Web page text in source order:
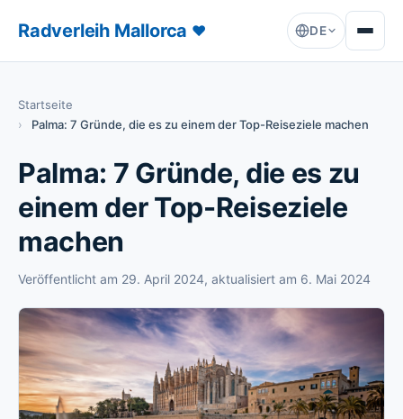
Radverleih Mallorca ♥ DE
Startseite
Palma: 7 Gründe, die es zu einem der Top-Reiseziele machen
Palma: 7 Gründe, die es zu
einem der Top-Reiseziele
machen
Veröffentlicht am 29. April 2024, aktualisiert am 6. Mai 2024